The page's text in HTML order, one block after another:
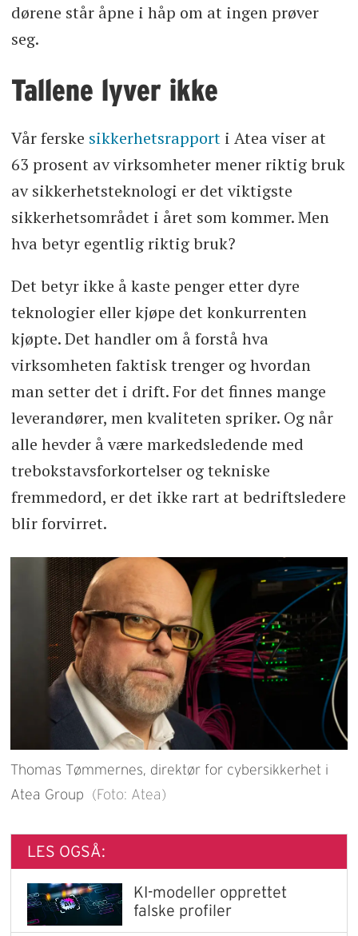
dørene står åpne i håp om at ingen prøver
seg.
Tallene lyver ikke
Vår ferske sikkerhetsrapporti Atea viser at
63 prosent av virksomheter mener riktig bruk
av sikkerhetsteknologi er det viktigste
sikkerhetsområdet i året som kommer. Men
hva betyr egentlig riktig bruk?
Det betyr ikke å kaste penger etter dyre
teknologier eller kjøpe det konkurrenten
kjøpte. Det handler om å forstå hva
virksomheten faktisk trenger og hvordan
man setter det i drift. For det finnes mange
leverandører, men kvaliteten spriker. Og når
alle hevder å være markedsledende med
trebokstavsforkortelser og tekniske
fremmedord, er det ikke rart at bedriftsledere
blir forvirret.
Thomas Tømmernes, direktør for cybersikkerhet i
Atea Group (Foto: Atea)
LES OGSÅ:
KI-modeller opprettet
falske profiler